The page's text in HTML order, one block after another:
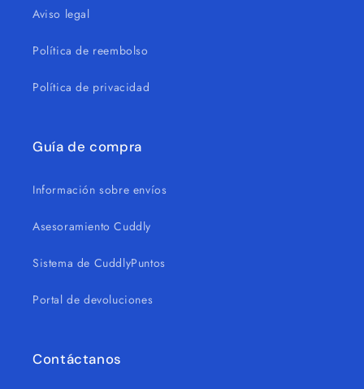
Aviso legal
Política de reembolso
Política de privacidad
Guía de compra
Información sobre envíos
Asesoramiento Cuddly
Sistema de CuddlyPuntos
Portal de devoluciones
Contáctanos